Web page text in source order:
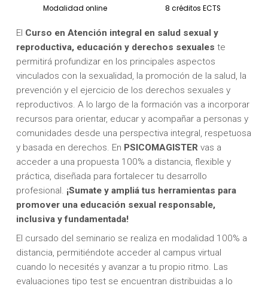
Modalidad online 8 créditos ECTS
El Curso en Atención integral en salud sexual y
reproductiva, educación y derechos sexuales te
permitirá profundizar en los principales aspectos
vinculados con la sexualidad, la promoción de la salud, la
prevención y el ejercicio de los derechos sexuales y
reproductivos. A lo largo de la formación vas a incorporar
recursos para orientar, educar y acompañar a personas y
comunidades desde una perspectiva integral, respetuosa
y basada en derechos. En PSICOMAGISTER vas a
acceder a una propuesta 100% a distancia, flexible y
práctica, diseñada para fortalecer tu desarrollo
profesional. ¡Sumate y ampliá tus herramientas para
promover una educación sexual responsable,
inclusiva y fundamentada!
El cursado del seminario se realiza en modalidad 100% a
distancia, permitiéndote acceder al campus virtual
cuando lo necesités y avanzar a tu propio ritmo. Las
evaluaciones tipo test se encuentran distribuidas a lo